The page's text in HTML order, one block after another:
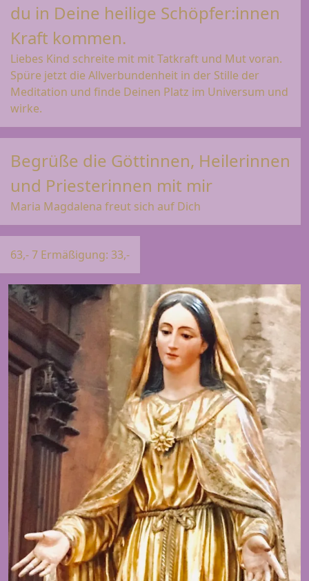
du in Deine heilige Schöpfer:innen
Kraft kommen.
Liebes Kind schreite mit mit Tatkraft und Mut voran.
Spüre jetzt die Allverbundenheit in der Stille der
Meditation und finde Deinen Platz im Universum und
wirke.
Begrüße die Göttinnen, Heilerinnen
und Priesterinnen mit mir
Maria Magdalena freut sich auf Dich
63,- 7 Ermäßigung: 33,-